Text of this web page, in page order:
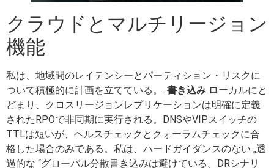
クラウドとマルチリージョン
機能
私は、地域間のレイテンシーとパーティション・リスクに
ついて積極的に計画を立てている。. 書き込み ローカルにと
どまり、クロスリージョンレプリケーションは明確に定義
されたRPOで非同期に実行される。DNSやVIPスイッチの
TTLは短いが、ヘルスチェックとクォーラムチェックに合
格した場合のみである。私は、ハードガイダンスのない „透
過的な “グローバル分散書き込みは避けている。DRシナリ